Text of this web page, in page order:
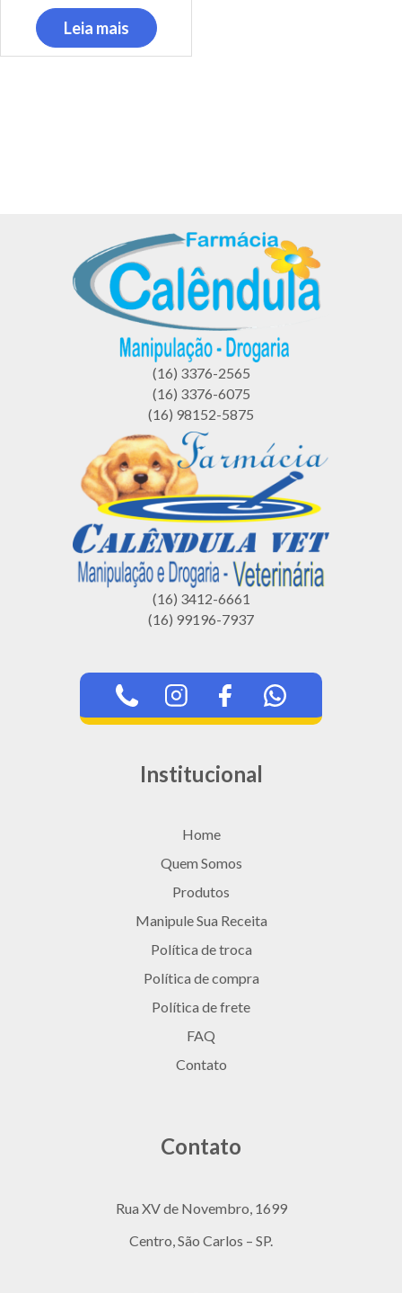
Leia mais
(16) 3376-2565
(16) 3376-6075
(16) 98152-5875
(16) 3412-6661
(16) 99196-7937
Institucional
Home
Quem Somos
Produtos
Manipule Sua Receita
Política de troca
Política de compra
Política de frete
FAQ
Contato
Contato
Rua XV de Novembro, 1699
Centro, São Carlos – SP.